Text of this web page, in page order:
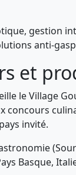
gestion
anti-
et
le Village
invité.
Basque,